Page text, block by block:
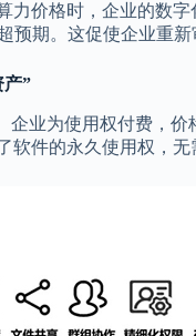
价格时，企业的数字
预期。这促使企业重新
产”
企业为使用权付费，
软件的永久使用权，